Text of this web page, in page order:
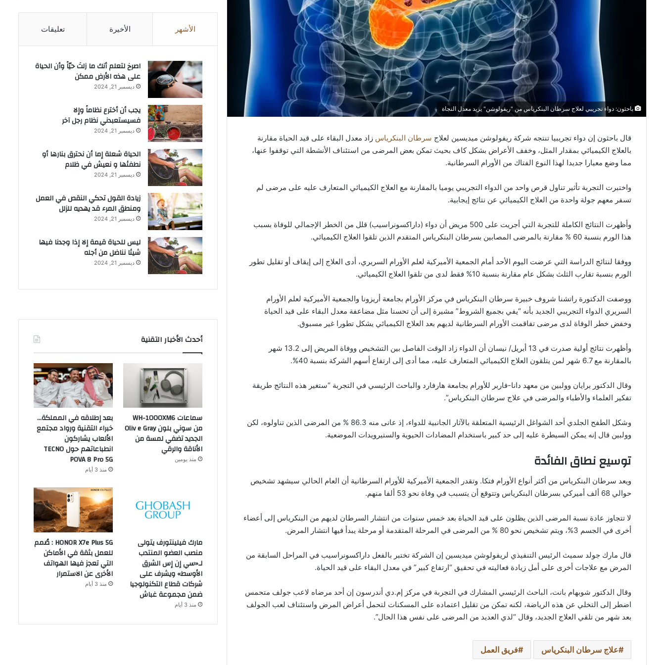
باحثون: دواء تجريبي لعلاج سرطان البنكرياس من "ريفولوشن" يزيد معدل النجاة
قال باحثون إن دواء تجريبيا تنتجه شركة ريفولوشن ميديسين لعلاج سرطان البنكرياس زاد معدل البقاء على قيد الحياة مقارنة
بالعلاج الكيميائي بمقدار المثل، وخفف الأعراض بشكل كاف بحيث تمكن بعض المرضى من استئناف الأنشطة التي توقفوا عنها،
مما وضع معيارا جديدا لهذا النوع الفتاك من الأورام السرطانية.
واختبرت التجربة تأثير تناول قرص واحد من الدواء التجريبي يوميا بالمقارنة مع العلاج الكيميائي المتعارف عليه على مرضى لم
تسفر معهم جولة واحدة من العلاج الكيميائي عن نتائج إيجابية.
وأظهرت النتائج الكاملة للتجربة التي أجريت على 500 مريض أن دواء (داراكسونراسيب) قلل من الخطر الإجمالي للوفاة بسبب
هذا الورم بنسبة 60 % مقارنة بالمرضى المصابين بسرطان البنكرياس المتقدم الذين تلقوا العلاج الكيميائي.
ووفقا لنتائج الدراسة التي عرضت اليوم الأحد أمام الجمعية الأميركية لعلم الأورام السريري، أدى العلاج إلى إيقاف أو تقليل تطور
الورم بنسبة تقارب الثلث بشكل عام مقارنة بنسبة 10% فقط لدى من تلقوا العلاج الكيميائي.
ووصفت الدكتورة راتشنا شروف خبيرة سرطان البنكرياس في مركز الأورام بجامعة أريزونا والجمعية الأميركية لعلم الأورام
السريري الدواء التجريبي الجديد بأنه “يفي بجميع الشروط” مشيرة إلى أن تحسنا مثل مضاعفة معدل البقاء على قيد الحياة
وخفض خطر الوفاة لدى مرضى تفاقمت الأورام السرطانية لديهم بعد العلاج الكيميائي يشكل تطورا غير مسبوق.
وأظهرت نتائج أولية صدرت في 13 أبريل/ نيسان أن الدواء زاد الوقت الفاصل بين التشخيص ووفاة المريض إلى 13.2 شهر
بالمقارنة مع 6.7 شهر لمن يتلقون العلاج الكيميائي المتعارف عليه، مما أدى إلى ارتفاع أسهم الشركة بنسبة 40%.
وقال الدكتور برايان وولبين من معهد دانا-فاربر للأورام بجامعة هارفارد والباحث الرئيسي في التجربة “ستغير هذه النتائج طريقة
تفكير العلماء والأطباء والمرضى في علاج سرطان البنكرياس”.
وشكل الطفح الجلدي أحد الشواغل الرئيسية المتعلقة بالآثار الجانبية للدواء، إذ عانى منه 86.3 % من المرضى الذين تناولوه، لكن
وولبين قال إنه يمكن السيطرة عليه إلى حد كبير باستخدام المضادات الحيوية والستيرويدات الموضعية.
توسيع نطاق الفائدة
ويعد سرطان البنكرياس من أكثر أنواع الأورام فتكا. وتقدر الجمعية الأميركية للأورام السرطانية أن العام الحالي سيشهد تشخيص
حوالي 68 ألف أميركي بسرطان البنكرياس وتتوقع أن يتسبب في وفاة نحو 53 ألفا منهم.
لا تتجاوز عادة نسبة المرضى الذين يظلون على قيد الحياة بعد خمس سنوات من انتشار السرطان لديهم من البنكرياس إلى أعضاء
أخرى في الجسم 3%، ويتم تشخيص نحو 80 % من المرضى في المرحلة المتقدمة أو مرحلة يبدأ فيها انتشار المرض.
قال مارك جولد سميث الرئيس التنفيذي لريفولوشن ميديسين إن الشركة تختبر بالفعل داراكسونراسيب في المراحل السابقة من
المرض مع علاجات أخرى على أمل زيادة فعاليته في تحقيق “ارتفاع كبير” في معدل البقاء على قيد الحياة.
وقال الدكتور شوبهام بانت، الباحث الرئيسي المشارك في التجربة في مركز إم.دي أندرسون إن أحد مرضاه لاعب جولف متحمس
اضطر إلى التخلي عن هذه الرياضة، لكنه تمكن من تقليل اعتماده على المسكنات لتحمل أعراض المرض واستئناف لعب الجولف
بعد شهر من تلقي العلاج الجديد، وقال “لدي العديد من المرضى على نفس هذا الحال”.
علاج سرطان البنكرياس فريق العمل
الأشهر الأخيرة تعليقات
‫اصرخ لتعلم أنك ما زلتَ حيّاً وأن الحياة
على هذه الأرض ممكن
ديسمبر 21, 2024
يجب أن أخترع نظاماً وإلا
فسيستعبدني نظام رجل آخر
ديسمبر 21, 2024
الحياة شعلة إما أن نحترق بنارها أو
نطفئها و نعيش في ظلام
ديسمبر 21, 2024
زيادة القول تحكي النقص في العمل
ومنطق المرء قد يهديه للزلل
ديسمبر 21, 2024
ليس للحياة قيمة إلا إذا وجدنا فيها
شيئا نناضل من أجله
ديسمبر 21, 2024
أحدث الأخبار التقنية
سماعات WH-1000XM6
من سوني بلون Oliv e Gray
الجديد تضفي لمسة من
الأناقة والرقي
منذ يومين
بعد إطلاقه في المملكة…
خبراء التقنية ورواد مجتمع
الألعاب يشاركون
انطباعاتهم حول TECNO
POVA 8 Pro 5G
منذ 3 أيام
مارك فيلينتورف يتولى
منصب العضو المنتدب
لـ«سي إن إس الشرق
الأوسط» ويشرف على
شركات قطاع التكنولوجيا
ضمن مجموعة غباش
منذ 3 أيام
HONOR X7e Plus 5G : صُمم
للعمل بثقة في الأماكن
التي تعجز فيها الهواتف
الأخرى عن الاستمرار
منذ 3 أيام